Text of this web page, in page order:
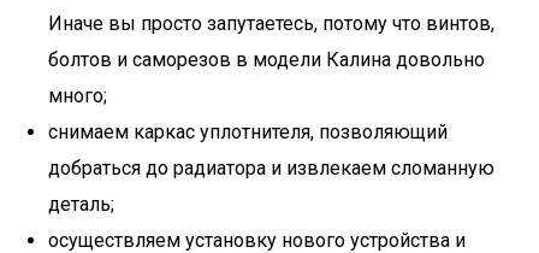
Иначе вы просто запутаетесь, потому что винтов,
болтов и саморезов в модели Калина довольно
много;
снимаем каркас уплотнителя, позволяющий
добраться до радиатора и извлекаем сломанную
деталь;
осуществляем установку нового устройства и